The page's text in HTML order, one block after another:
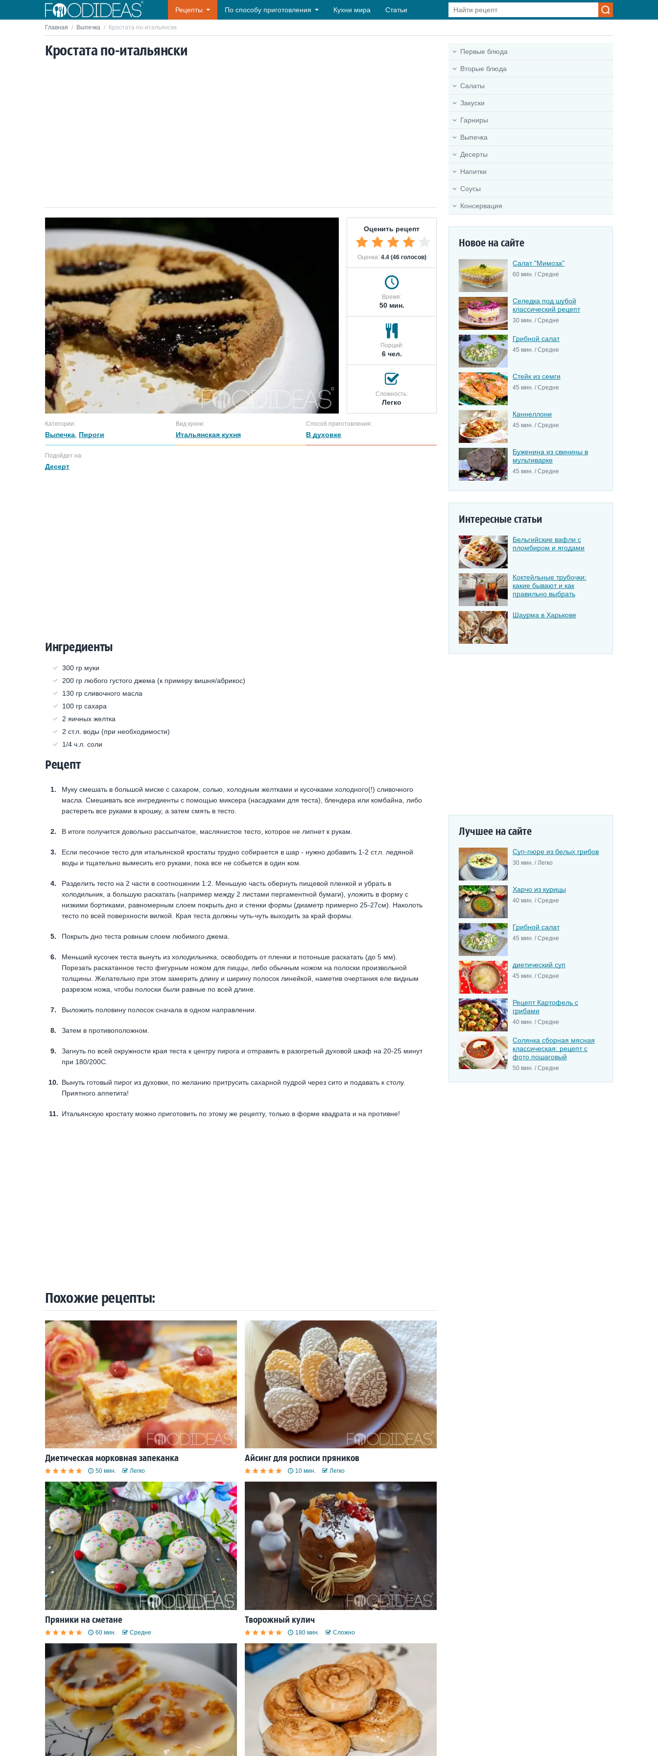
Рецепты По способу приготовления Кухни мира Статьи
Главная / Выпечка / Кростата по-итальянски
Кростата по-итальянски
Оценить рецепт
Оценка: 4.4 (46 голосов)
Время:
50 мин.
Порций:
6 чел.
Сложность:
Легко
Категории:
Выпечка Пироги
Вид кухни:
Итальянская кухня
Способ приготовления:
В духовке
Подойдет на:
Десерт
Ингредиенты
300 гр муки
200 гр любого густого джема (к примеру вишня/абрикос)
130 гр сливочного масла
100 гр сахара
2 яичных желтка
2 ст.л. воды (при необходимости)
1/4 ч.л. соли
Рецепт
Муку смешать в большой миске с сахаром, солью, холодным желтками и кусочками холодного(!) сливочного
масла. Смешивать все ингредиенты с помощью миксера (насадками для теста), блендера или комбайна, либо
растереть все руками в крошку, а затем смять в тесто.
В итоге получится довольно рассыпчатое, маслянистое тесто, которое не липнет к рукам.
Если песочное тесто для итальянской кростаты трудно собирается в шар - нужно добавить 1-2 ст.л. ледяной
воды и тщательно вымесить его руками, пока все не собьется в один ком.
Разделить тесто на 2 части в соотношении 1:2. Меньшую часть обернуть пищевой пленкой и убрать в
холодильник, а большую раскатать (например между 2 листами пергаментной бумаги), уложить в форму с
низкими бортиками, равномерным слоем покрыть дно и стенки формы (диаметр примерно 25-27см). Наколоть
тесто по всей поверхности вилкой. Края теста должны чуть-чуть выходить за край формы.
Покрыть дно теста ровным слоем любимого джема.
Меньший кусочек теста вынуть из холодильника, освободить от пленки и потоньше раскатать (до 5 мм).
Порезать раскатанное тесто фигурным ножом для пиццы, либо обычным ножом на полоски произвольной
толщины. Желательно при этом замерить длину и ширину полосок линейкой, наметив очертания еле видным
разрезом ножа, чтобы полоски были равные по всей длине.
Выложить половину полосок сначала в одном направлении.
Затем в противоположном.
Загнуть по всей окружности края теста к центру пирога и отправить в разогретый духовой шкаф на 20-25 минут
при 180/200С.
Вынуть готовый пирог из духовки, по желанию притрусить сахарной пудрой через сито и подавать к столу.
Приятного аппетита!
Итальянскую кростату можно приготовить по этому же рецепту, только в форме квадрата и на противне!
Похожие рецепты:
Диетическая морковная запеканка
50 мин. Легко
Айсинг для росписи пряников
10 мин. Легко
Пряники на сметане
60 мин. Средне
Творожный кулич
180 мин. Сложно
Первые блюда
Вторые блюда
Салаты
Закуски
Гарниры
Выпечка
Десерты
Напитки
Соусы
Консервация
Новое на сайте
Салат "Мимоза"
60 мин. / Средне
Селедка под шубой
классический рецепт
30 мин. / Средне
Грибной салат
45 мин. / Средне
Стейк из семги
45 мин. / Средне
Каннеллони
45 мин. / Средне
Буженина из свинины в
мультиварке
45 мин. / Средне
Интересные статьи
Бельгийские вафли с
пломбиром и ягодами
Коктейльные трубочки:
какие бывают и как
правильно выбрать
Шаурма в Харькове
Лучшее на сайте
Суп-пюре из белых грибов
30 мин. / Легко
Харчо из курицы
40 мин. / Средне
Грибной салат
45 мин. / Средне
диетический суп
45 мин. / Средне
Рецепт Картофель с
грибами
40 мин. / Средне
Солянка сборная мясная
классическая: рецепт с
фото пошаговый
50 мин. / Средне